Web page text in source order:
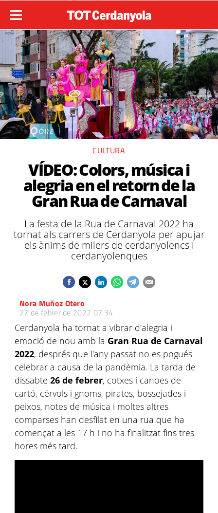
CULTURA
VÍDEO: Colors, música i
alegria en el retorn de la
Gran Rua de Carnaval
La festa de la Rua de Carnaval 2022 ha
tornat als carrers de Cerdanyola per apujar
els ànims de milers de cerdanyolencs i
cerdanyolenques
Nora Muñoz Otero
27 de febrer de 2022 07:34
Cerdanyola ha tornat a vibrar d'alegria i
emoció de nou amb la Gran Rua de Carnaval
2022, després que l'any passat no es pogués
celebrar a causa de la pandèmia. La tarda de
dissabte 26 de febrer, cotxes i canoes de
cartó, cérvols i gnoms, pirates, bossejades i
peixos, notes de música i moltes altres
comparses han desfilat en una rua que ha
començat a les 17 h i no ha finalitzat fins tres
hores més tard.